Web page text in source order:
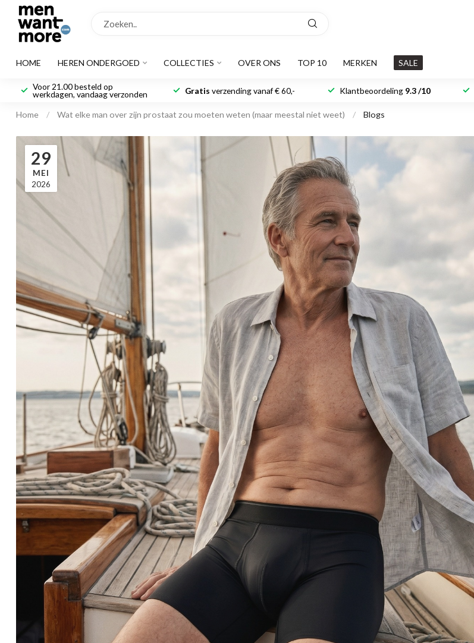
HOME HEREN ONDERGOED COLLECTIES OVER ONS TOP 10 MERKEN SALE
Voor 21.00 besteld op
werkdagen, vandaag verzonden Gratis verzending vanaf € 60,- Klantbeoordeling 9.3 /10
Home / Wat elke man over zijn prostaat zou moeten weten (maar meestal niet weet) / Blogs
29
MEI
2026